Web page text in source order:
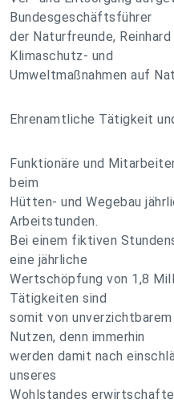
Bundesgeschäftsführer
der Naturfreunde,
Klimaschutz- und
Umweltmaßnahmen auf
Ehrenamtliche Tätigkeit
Funktionäre und
beim
Hütten- und Wegebau
Arbeitstunden.
Bei einem fiktiven
eine jährliche
Wertschöpfung von 1,8
Tätigkeiten sind
somit von
Nutzen, denn immerhin
werden damit nach
unseres
Wohlstandes